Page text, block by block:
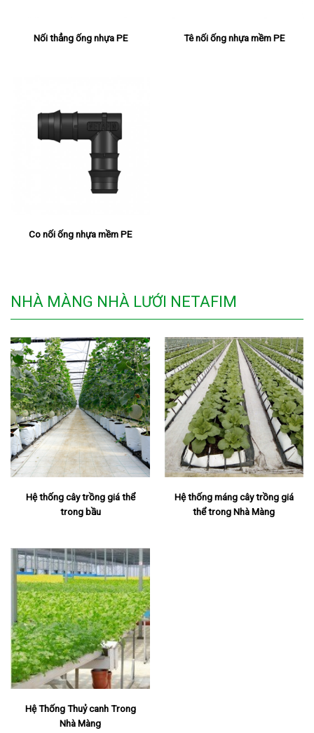
Nối thẳng ống nhựa PE Tê nối ống nhựa mềm PE
Co nối ống nhựa mềm PE
NHÀ MÀNG NHÀ LƯỚI NETAFIM
Hệ thống cây trồng giá thể
trong bầu
Hệ thống máng cây trồng giá
thể trong Nhà Màng
Hệ Thống Thuỷ canh Trong
Nhà Màng